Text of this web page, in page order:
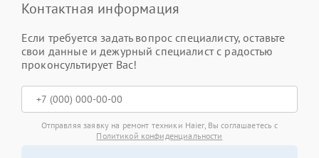
Контактная информация
Если требуется задать вопрос специалисту, оставьте
свои данные и дежурный специалист с радостью
проконсультирует Вас!
Отправляя заявку на ремонт техники Haier, Вы соглашаетесь с
Политикой конфиденциальности